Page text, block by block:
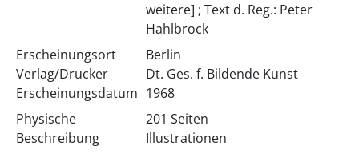
weitere] ; Text d. Reg.: Peter
Hahlbrock
Erscheinungsort
Verlag/Drucker
Erscheinungsdatum
Berlin
Dt. Ges. f. Bildende Kunst
1968
Physische
Beschreibung
201 Seiten
Illustrationen